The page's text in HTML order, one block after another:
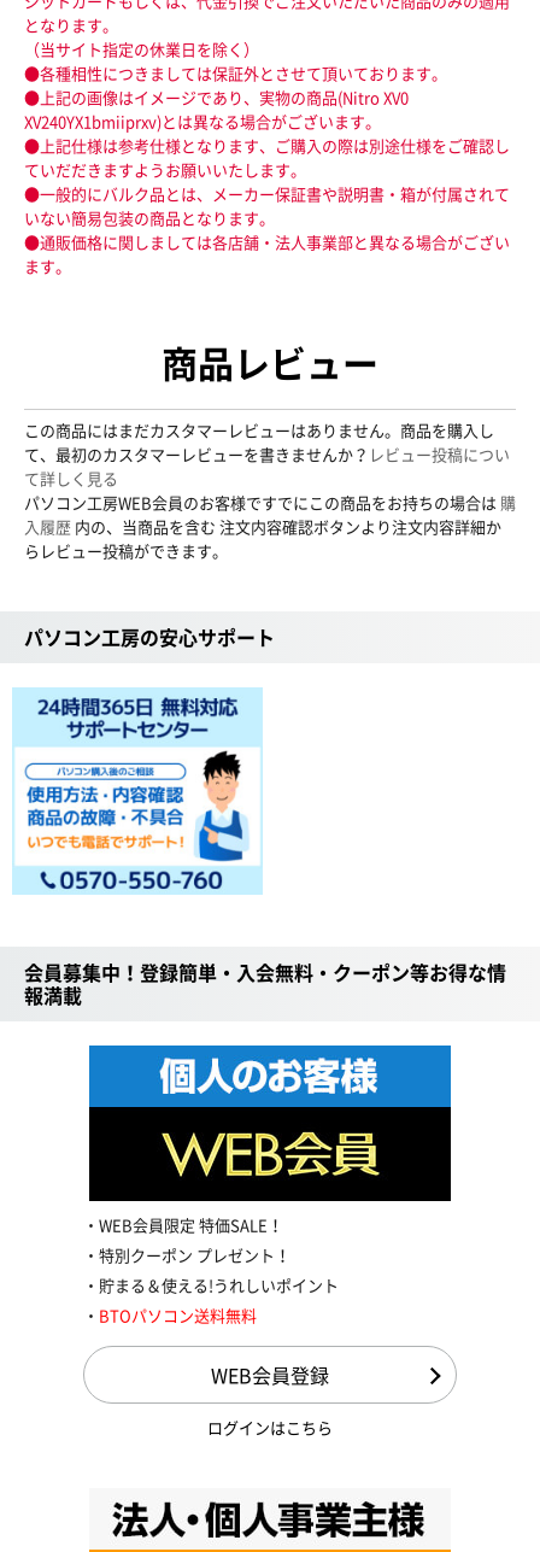
となります。
（当サイト指定の休業日を除く）
●各種相性につきましては保証外とさせて頂いております。
●上記の画像はイメージであり、実物の商品(Nitro XV0
XV240YX1bmiiprxv)とは異なる場合がございます。
●上記仕様は参考仕様となります、ご購入の際は別途仕様をご確認し
ていだだきますようお願いいたします。
●一般的にバルク品とは、メーカー保証書や説明書・箱が付属されて
いない簡易包装の商品となります。
●通販価格に関しましては各店舗・法人事業部と異なる場合がござい
ます。
商品レビュー
この商品にはまだカスタマーレビューはありません。商品を購入し
て、最初のカスタマーレビューを書きませんか？ レビュー投稿につい
て詳しく見る
パソコン工房WEB会員のお客様ですでにこの商品をお持ちの場合は 購
入履歴 内の、当商品を含む 注文内容確認ボタンより注文内容詳細か
らレビュー投稿ができます。
パソコン工房の安心サポート
会員募集中！登録簡単・入会無料・クーポン等お得な情
報満載
WEB会員限定 特価SALE！
特別クーポン プレゼント！
貯まる＆使える!うれしいポイント
BTOパソコン送料無料
WEB会員登録
ログインはこちら